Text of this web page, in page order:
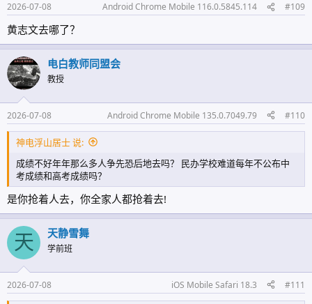
2026-07-08 Android Chrome Mobile 116.0.5845.114 #109
黄志文去哪了？
电白教师同盟会
教授
2026-07-08 Android Chrome Mobile 135.0.7049.79 #110
神电浮山居士 说:
成绩不好年年那么多人争先恐后地去吗？ 民办学校难道每年不公布中
考成绩和高考成绩吗？
是你抢着人去，你全家人都抢着去!
天 天静雪舞
学前班
2026-07-08 iOS Mobile Safari 18.3 #111